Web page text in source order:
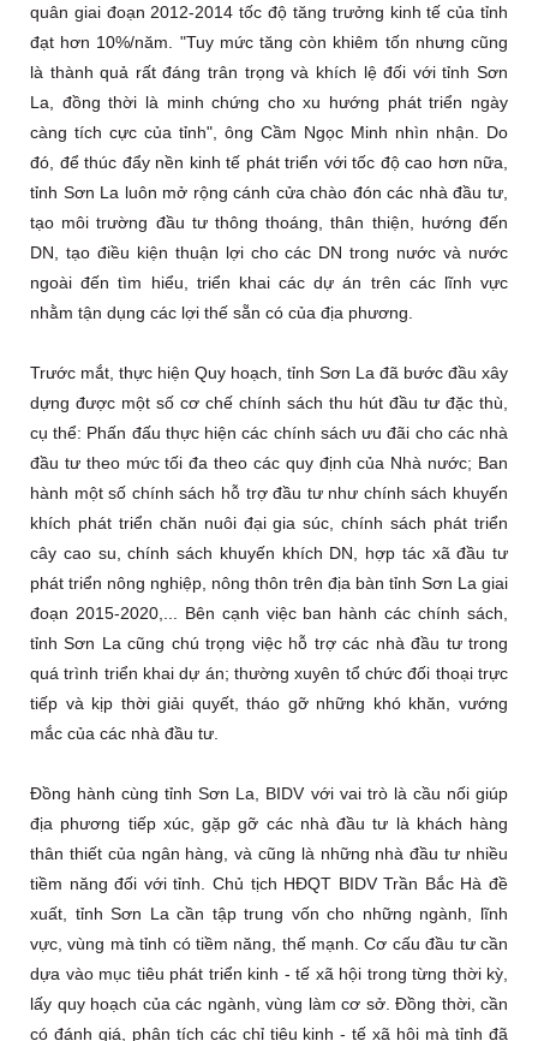
quân giai đoạn 2012-2014 tốc độ tăng trưởng kinh tế của tỉnh
đạt hơn 10%/năm. "Tuy mức tăng còn khiêm tốn nhưng cũng
là thành quả rất đáng trân trọng và khích lệ đối với tỉnh Sơn
La, đồng thời là minh chứng cho xu hướng phát triển ngày
càng tích cực của tỉnh", ông Cầm Ngọc Minh nhìn nhận. Do
đó, để thúc đẩy nền kinh tế phát triển với tốc độ cao hơn nữa,
tỉnh Sơn La luôn mở rộng cánh cửa chào đón các nhà đầu tư,
tạo môi trường đầu tư thông thoáng, thân thiện, hướng đến
DN, tạo điều kiện thuận lợi cho các DN trong nước và nước
ngoài đến tìm hiểu, triển khai các dự án trên các lĩnh vực
nhằm tận dụng các lợi thế sẵn có của địa phương.
Trước mắt, thực hiện Quy hoạch, tỉnh Sơn La đã bước đầu xây
dựng được một số cơ chế chính sách thu hút đầu tư đặc thù,
cụ thể: Phấn đấu thực hiện các chính sách ưu đãi cho các nhà
đầu tư theo mức tối đa theo các quy định của Nhà nước; Ban
hành một số chính sách hỗ trợ đầu tư như chính sách khuyến
khích phát triển chăn nuôi đại gia súc, chính sách phát triển
cây cao su, chính sách khuyến khích DN, hợp tác xã đầu tư
phát triển nông nghiệp, nông thôn trên địa bàn tỉnh Sơn La giai
đoạn 2015-2020,... Bên cạnh việc ban hành các chính sách,
tỉnh Sơn La cũng chú trọng việc hỗ trợ các nhà đầu tư trong
quá trình triển khai dự án; thường xuyên tổ chức đối thoại trực
tiếp và kịp thời giải quyết, tháo gỡ những khó khăn, vướng
mắc của các nhà đầu tư.
Đồng hành cùng tỉnh Sơn La, BIDV với vai trò là cầu nối giúp
địa phương tiếp xúc, gặp gỡ các nhà đầu tư là khách hàng
thân thiết của ngân hàng, và cũng là những nhà đầu tư nhiều
tiềm năng đối với tỉnh. Chủ tịch HĐQT BIDV Trần Bắc Hà đề
xuất, tỉnh Sơn La cần tập trung vốn cho những ngành, lĩnh
vực, vùng mà tỉnh có tiềm năng, thế mạnh. Cơ cấu đầu tư cần
dựa vào mục tiêu phát triển kinh - tế xã hội trong từng thời kỳ,
lấy quy hoạch của các ngành, vùng làm cơ sở. Đồng thời, cần
có đánh giá, phân tích các chỉ tiêu kinh - tế xã hội mà tỉnh đã